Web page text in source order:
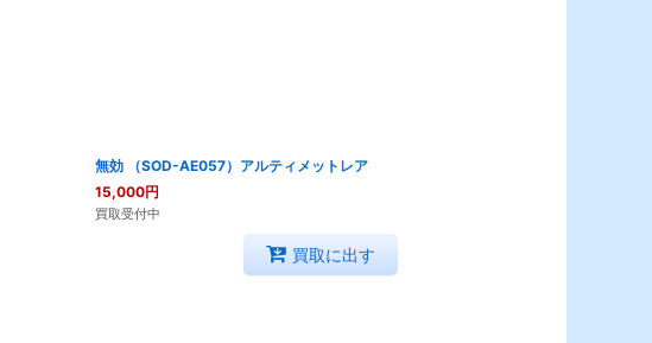
無効 （SOD-AE057）アルティメットレア
15,000円
買取受付中
買取に出す